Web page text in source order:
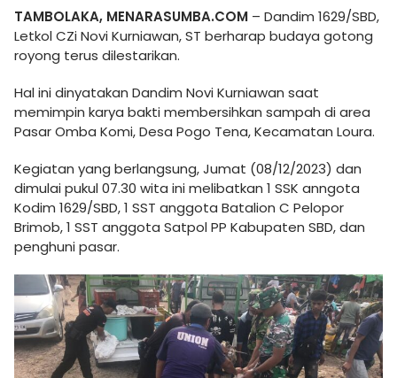
TAMBOLAKA, MENARASUMBA.COM – Dandim 1629/SBD,
Letkol CZi Novi Kurniawan, ST berharap budaya gotong
royong terus dilestarikan.
Hal ini dinyatakan Dandim Novi Kurniawan saat
memimpin karya bakti membersihkan sampah di area
Pasar Omba Komi, Desa Pogo Tena, Kecamatan Loura.
Kegiatan yang berlangsung, Jumat (08/12/2023) dan
dimulai pukul 07.30 wita ini melibatkan 1 SSK anngota
Kodim 1629/SBD, 1 SST anggota Batalion C Pelopor
Brimob, 1 SST anggota Satpol PP Kabupaten SBD, dan
penghuni pasar.